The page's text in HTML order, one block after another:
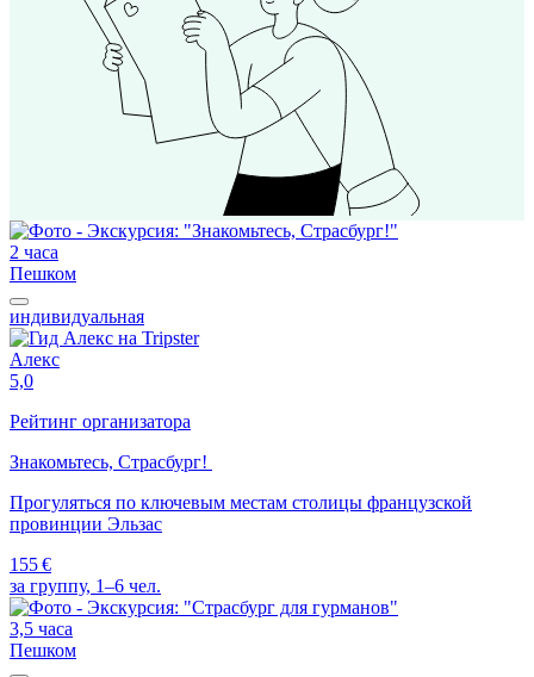
2 часа
Пешком
индивидуальная
Алекс
5,0
Рейтинг организатора
Знакомьтесь, Страсбург!
Прогуляться по ключевым местам столицы французской
провинции Эльзас
155 €
за группу, 1–6 чел.
3,5 часа
Пешком